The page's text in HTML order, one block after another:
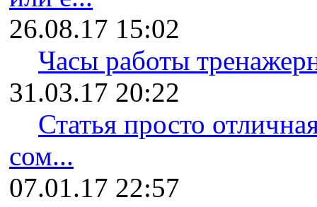
26.08.17 15:02
Часы работы
31.03.17 20:22
Статья просто
сом...
07.01.17 22:57